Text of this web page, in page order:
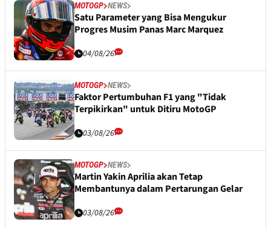
MOTOGP NEWS
Satu Parameter yang Bisa Mengukur
Progres Musim Panas Marc Marquez
04/08/26
MOTOGP NEWS
Faktor Pertumbuhan F1 yang "Tidak
Terpikirkan" untuk Ditiru MotoGP
03/08/26
MOTOGP NEWS
Martin Yakin Aprilia akan Tetap
Membantunya dalam Pertarungan Gelar
03/08/26